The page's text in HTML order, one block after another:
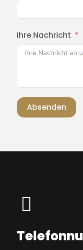
Ihre Nachricht
Absenden